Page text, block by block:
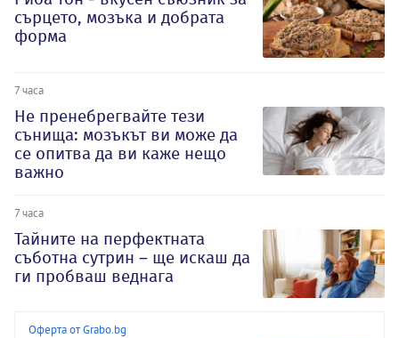
сърцето, мозъка и добрата
форма
7 часа
Не пренебрегвайте тези
сънища: мозъкът ви може да
се опитва да ви каже нещо
важно
7 часа
Тайните на перфектната
съботна сутрин – ще искаш да
ги пробваш веднага
Оферта от Grabo.bg